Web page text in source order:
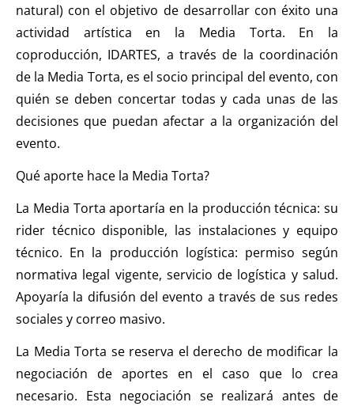
natural) con el objetivo de desarrollar con éxito una
actividad artística en la Media Torta. En la
coproducción, IDARTES, a través de la coordinación
de la Media Torta, es el socio principal del evento, con
quién se deben concertar todas y cada unas de las
decisiones que puedan afectar a la organización del
evento.
Qué aporte hace la Media Torta?
La Media Torta aportaría en la producción técnica: su
rider técnico disponible, las instalaciones y equipo
técnico. En la producción logística: permiso según
normativa legal vigente, servicio de logística y salud.
Apoyaría la difusión del evento a través de sus redes
sociales y correo masivo.
La Media Torta se reserva el derecho de modificar la
negociación de aportes en el caso que lo crea
necesario. Esta negociación se realizará antes de